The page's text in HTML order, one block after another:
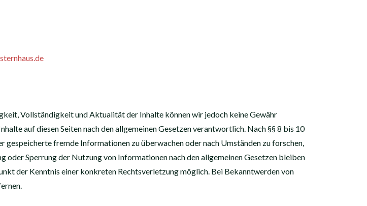
Vollständigkeit und Aktualität der Inhalte können wir jedoch keine Gewähr
auf diesen Seiten nach den allgemeinen Gesetzen verantwortlich. Nach §§ 8 bis 10
fremde Informationen zu überwachen oder nach Umständen zu forschen,
Sperrung der Nutzung von Informationen nach den allgemeinen Gesetzen bleiben
der Kenntnis einer konkreten Rechtsverletzung möglich. Bei Bekanntwerden von